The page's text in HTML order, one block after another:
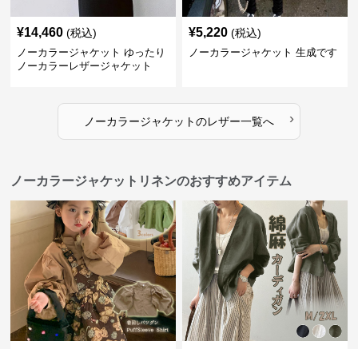
¥14,460 (税込)
ノーカラージャケット ゆったり
ノーカラーレザージャケット
¥5,220 (税込)
ノーカラージャケット 生成です
ノーカラージャケットのレザー一覧へ ›
ノーカラージャケットリネンのおすすめアイテム